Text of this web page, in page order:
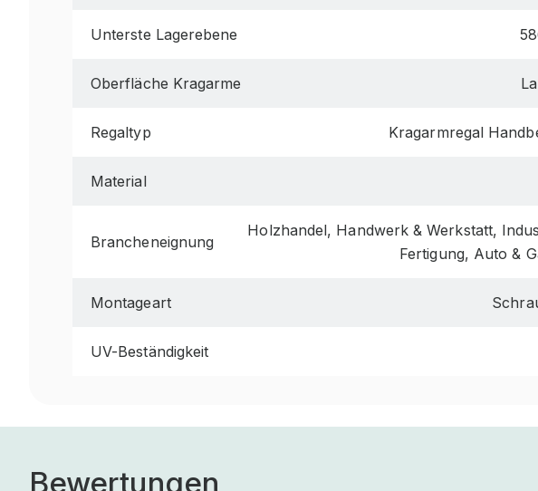
Unterste Lagerebene
Oberfläche Kragarme
Regaltyp Kragarmregal
Material
Brancheneignung
Holzhandel, Handwerk & Werkstatt,
Fertigung, Auto &
Montageart
UV-Beständigkeit
Bewertungen